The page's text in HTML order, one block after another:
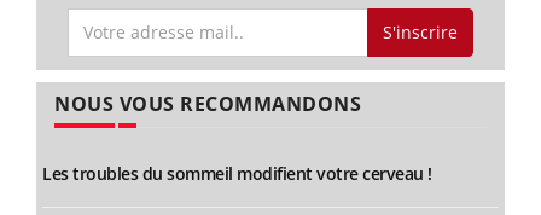
S'inscrire
NOUS VOUS RECOMMANDONS
Les troubles du sommeil modifient votre cerveau !